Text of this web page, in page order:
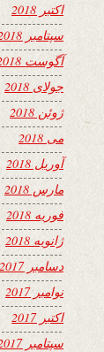
اکتبر 2018
سپتامبر 2018
آگوست 2018
جولای 2018
ژوئن 2018
می 2018
آوریل 2018
مارس 2018
فوریه 2018
ژانویه 2018
دسامبر 2017
نوامبر 2017
اکتبر 2017
سپتامبر 2017